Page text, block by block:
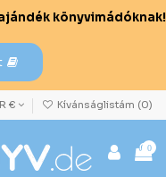
könyvimádóknak!
€ Kívánságlistám (0)
0